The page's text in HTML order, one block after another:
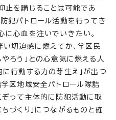
止を講じることは可能であ
犯パトロール活動を行ってき
に心血を注いでいきたい。
切迫感に燃えてか、学区民
ろう」との心意気に燃える人
に行動する力の芽生え」が出つ
学区地域安全パトロール隊詰
ぞって主体的に防犯活動に取
づくり」につながるものと確